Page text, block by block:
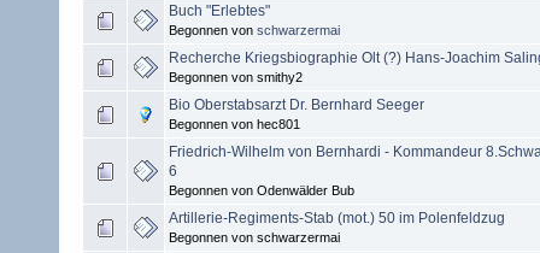
Buch "Erlebtes"
Begonnen von schwarzermai
Recherche Kriegsbiographie Olt (?) Hans-Joachim
Begonnen von smithy2
Bio Oberstabsarzt Dr. Bernhard Seeger
Begonnen von hec801
Friedrich-Wilhelm von Bernhardi - Kommandeur
6
Begonnen von Odenwälder Bub
Artillerie-Regiments-Stab (mot.) 50 im Polenfeldzug
Begonnen von schwarzermai